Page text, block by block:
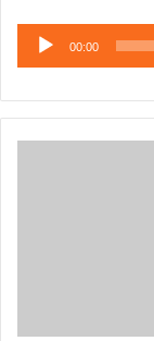
აუდიო
დამკვრელი
00:00